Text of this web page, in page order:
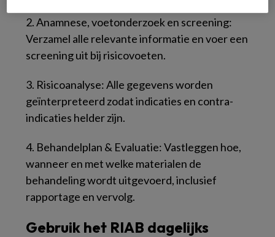
2. Anamnese, voetonderzoek en screening:
Verzamel alle relevante informatie en voer een
screening uit bij risicovoeten.
3. Risicoanalyse: Alle gegevens worden
geïnterpreteerd zodat indicaties en contra-
indicaties helder zijn.
4. Behandelplan & Evaluatie: Vastleggen hoe,
wanneer en met welke materialen de
behandeling wordt uitgevoerd, inclusief
rapportage en vervolg.
Gebruik het RIAB dagelijks